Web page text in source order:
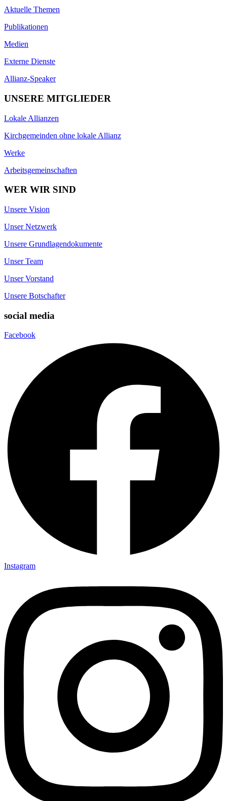
Aktuelle Themen
Publikationen
Medien
Externe Dienste
Allianz-Speaker
UNSERE MITGLIEDER
Lokale Allianzen
Kirchgemeinden ohne lokale Allianz
Werke
Arbeitsgemeinschaften
WER WIR SIND
Unsere Vision
Unser Netzwerk
Unsere Grundlagendokumente
Unser Team
Unser Vorstand
Unsere Botschafter
social media
Facebook
Instagram